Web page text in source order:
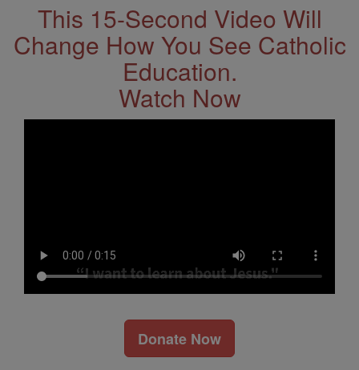
This 15-Second Video Will
Change How You See Catholic
Education.
Watch Now
Donate Now